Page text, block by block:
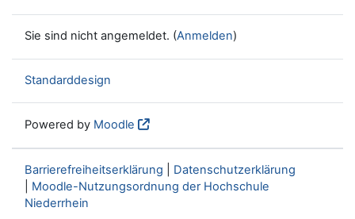
Sie sind nicht angemeldet. (Anmelden)
Standarddesign
Powered by Moodle
Barrierefreiheitserklärung
Datenschutzerklärung
Moodle-Nutzungsordnung der Hochschule
Niederrhein